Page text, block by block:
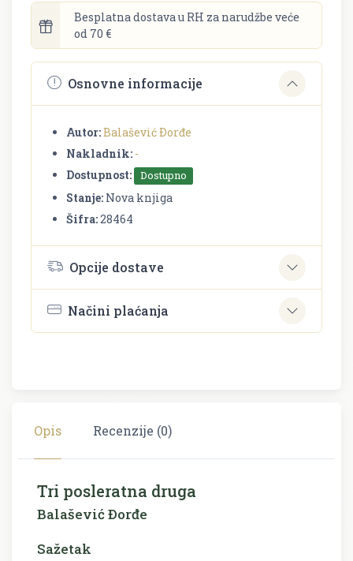
Besplatna dostava u RH za narudžbe veće
od 70 €
Osnovne informacije
Autor:Balašević Ðorđe
Nakladnik: -
Dostupnost:
Dostupno
Stanje: Nova knjiga
Šifra:28464
Opcije dostave
Načini plaćanja
Opis Recenzije (0)
Tri posleratna druga
Balašević Ðorđe
Sažetak